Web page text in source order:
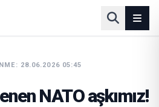
28.06.2026 05:45
NATO aşkımız!